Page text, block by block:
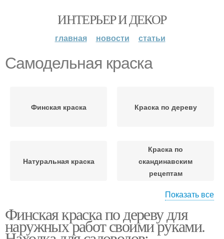
ИНТЕРЬЕР И ДЕКОР
главная новости статьи
Самодельная краска
Финская краска Краска по дереву
Натуральная краска
Краска по
скандинавским
рецептам
работ
Шведская краска
Показать все
Финская краска по дереву для
наружных работ своими руками.